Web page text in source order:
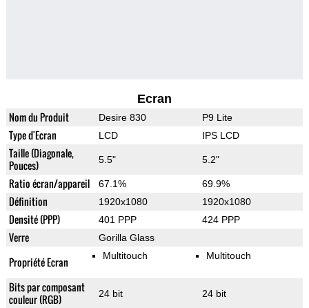
Ecran
Nom du Produit Desire 830 P9 Lite
Type d'Ecran LCD IPS LCD
Taille (Diagonale,
Pouces)
5.5" 5.2"
Ratio écran/appareil 67.1% 69.9%
Définition 1920x1080 1920x1080
Densité (PPP) 401 PPP 424 PPP
Verre Gorilla Glass
Propriété Ecran Multitouch Multitouch
Bits par composant
couleur (RGB)
24 bit 24 bit